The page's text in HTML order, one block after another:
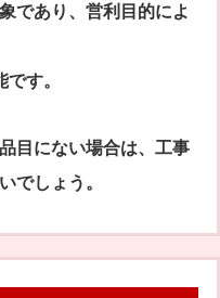
であり、営利目的によ
す。
目にない場合は、工事
でしょう。